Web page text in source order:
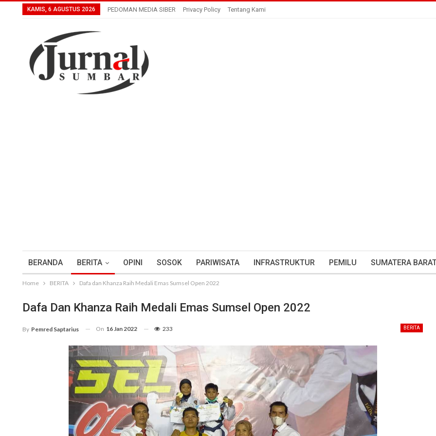
KAMIS, 6 AGUSTUS 2026 PEDOMAN MEDIA SIBER Privacy Policy Tentang Kami
BERANDA BERITA OPINI SOSOK PARIWISATA INFRASTRUKTUR PEMILU SUMATERA
Home BERITA Dafa dan Khanza Raih Medali Emas Sumsel Open 2022
Dafa Dan Khanza Raih Medali Emas Sumsel Open 2022
BERITA
By Pemred Saptarius On 16 Jan 2022 233